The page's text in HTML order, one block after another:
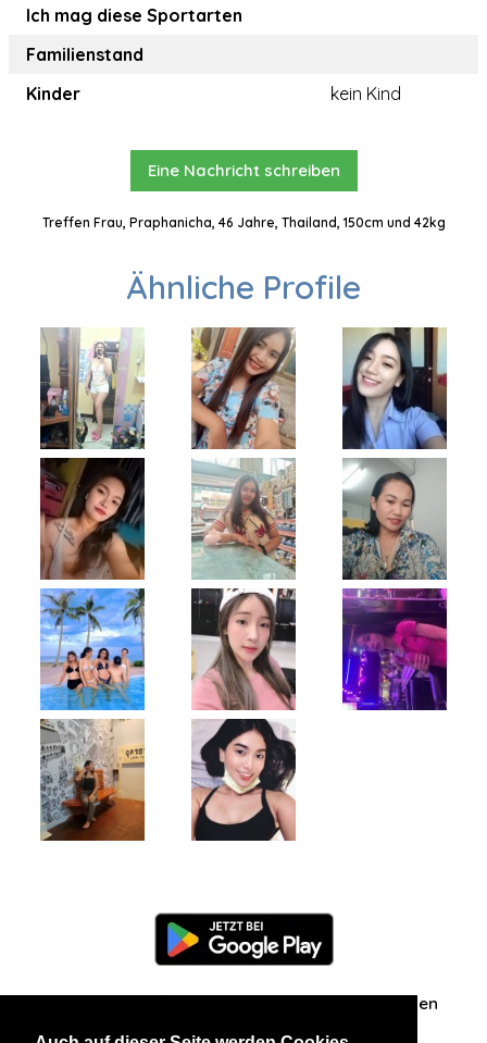
Ich mag diese Sportarten
Familienstand
Kinder
kein Kind
Eine Nachricht schreiben
Treffen Frau, Praphanicha, 46 Jahre, Thailand, 150cm und 42kg
Ähnliche Profile
Zuschriften/Erfahrungen